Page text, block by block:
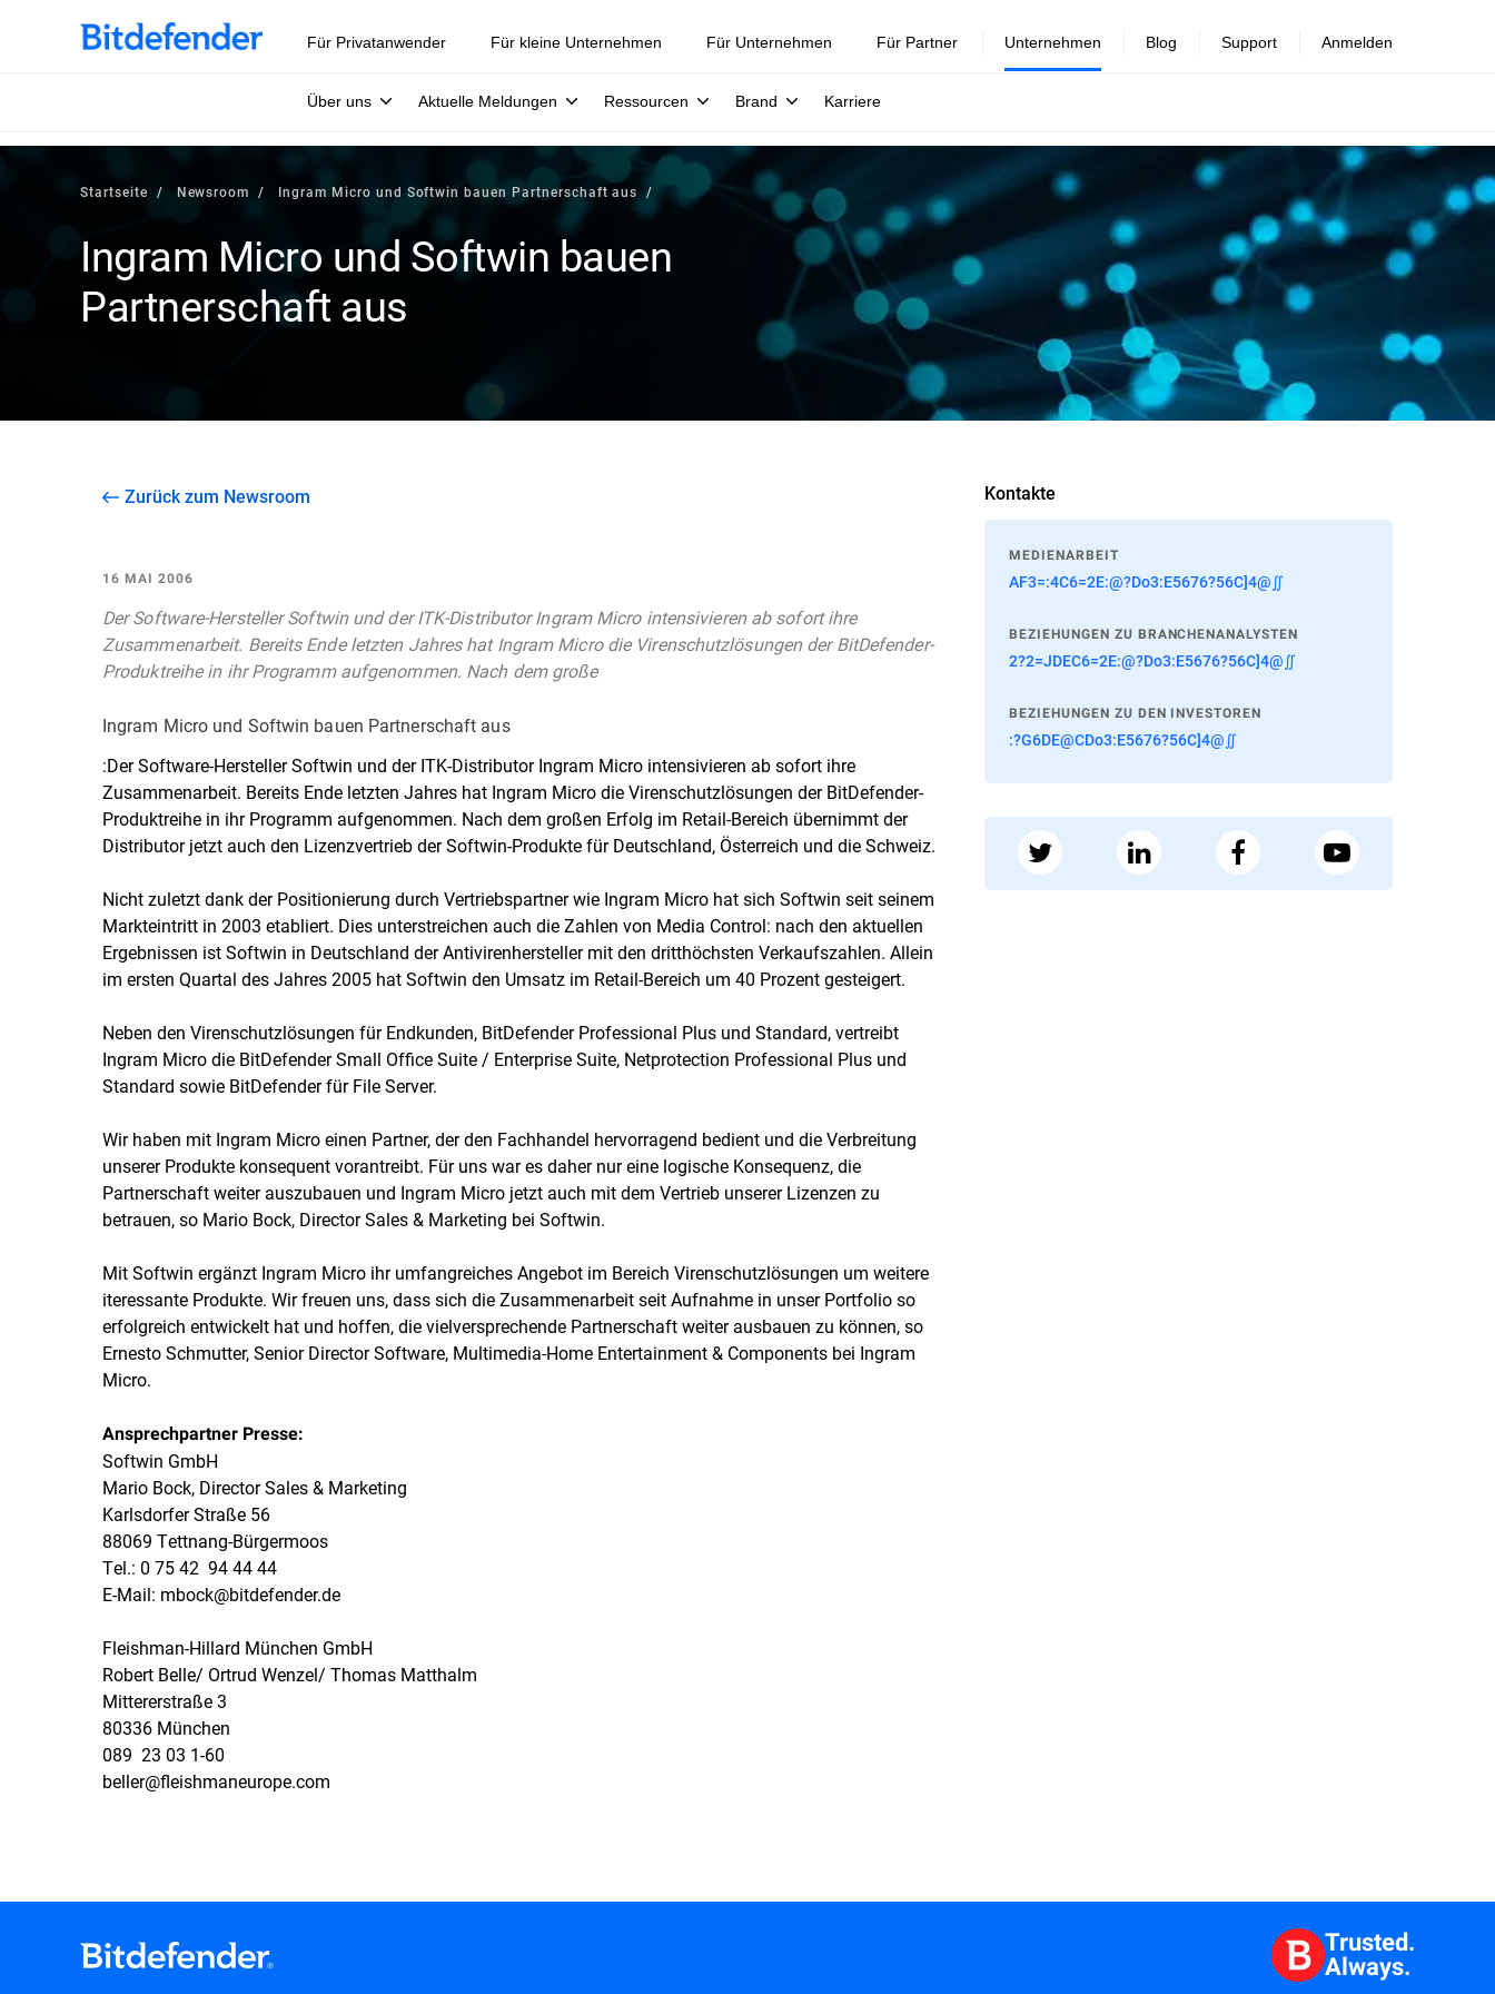
Für Privatanwender Für kleine Unternehmen Für Unternehmen Für Partner Unternehmen
Über uns Aktuelle Meldungen Ressourcen Brand Karriere
Blog Support Anmelden
Startseite Newsroom Ingram Micro und Softwin bauen Partnerschaft aus
Ingram Micro und Softwin bauen
Partnerschaft aus
Zurück zum Newsroom
16 MAI 2006
Der Software-Hersteller Softwin und der ITK-Distributor Ingram Micro intensivieren ab sofort ihre
Zusammenarbeit. Bereits Ende letzten Jahres hat Ingram Micro die Virenschutzlösungen der BitDefender-
Produktreihe in ihr Programm aufgenommen. Nach dem große
Ingram Micro und Softwin bauen Partnerschaft aus
:Der Software-Hersteller Softwin und der ITK-Distributor Ingram Micro intensivieren ab sofort ihre
Zusammenarbeit. Bereits Ende letzten Jahres hat Ingram Micro die Virenschutzlösungen der BitDefender-
Produktreihe in ihr Programm aufgenommen. Nach dem großen Erfolg im Retail-Bereich übernimmt der
Distributor jetzt auch den Lizenzvertrieb der Softwin-Produkte für Deutschland, Österreich und die Schweiz.
Nicht zuletzt dank der Positionierung durch Vertriebspartner wie Ingram Micro hat sich Softwin seit seinem
Markteintritt in 2003 etabliert. Dies unterstreichen auch die Zahlen von Media Control: nach den aktuellen
Ergebnissen ist Softwin in Deutschland der Antivirenhersteller mit den dritthöchsten Verkaufszahlen. Allein
im ersten Quartal des Jahres 2005 hat Softwin den Umsatz im Retail-Bereich um 40 Prozent gesteigert.
Neben den Virenschutzlösungen für Endkunden, BitDefender Professional Plus und Standard, vertreibt
Ingram Micro die BitDefender Small Office Suite / Enterprise Suite, Netprotection Professional Plus und
Standard sowie BitDefender für File Server.
Wir haben mit Ingram Micro einen Partner, der den Fachhandel hervorragend bedient und die Verbreitung
unserer Produkte konsequent vorantreibt. Für uns war es daher nur eine logische Konsequenz, die
Partnerschaft weiter auszubauen und Ingram Micro jetzt auch mit dem Vertrieb unserer Lizenzen zu
betrauen, so Mario Bock, Director Sales & Marketing bei Softwin.
Mit Softwin ergänzt Ingram Micro ihr umfangreiches Angebot im Bereich Virenschutzlösungen um weitere
iteressante Produkte. Wir freuen uns, dass sich die Zusammenarbeit seit Aufnahme in unser Portfolio so
erfolgreich entwickelt hat und hoffen, die vielversprechende Partnerschaft weiter ausbauen zu können, so
Ernesto Schmutter, Senior Director Software, Multimedia-Home Entertainment & Components bei Ingram
Micro.
Ansprechpartner Presse:
Softwin GmbH
Mario Bock, Director Sales & Marketing
Karlsdorfer Straße 56
88069 Tettnang-Bürgermoos
Tel.: 0 75 42  94 44 44
E-Mail: mbock@bitdefender.de
Fleishman-Hillard München GmbH
Robert Belle/ Ortrud Wenzel/ Thomas Matthalm
Mittererstraße 3
80336 München
089  23 03 1-60
beller@fleishmaneurope.com
Kontakte
MEDIENARBEIT
AF3=:4C6=2E:@?Do3:E5676?56C]4@∬
BEZIEHUNGEN ZU BRANCHENANALYSTEN
2?2=JDEC6=2E:@?Do3:E5676?56C]4@∬
BEZIEHUNGEN ZU DEN INVESTOREN
:?G6DE@CDo3:E5676?56C]4@∬
Trusted.
Always.